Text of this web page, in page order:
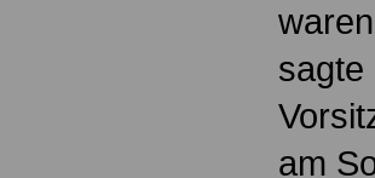
sagte
am